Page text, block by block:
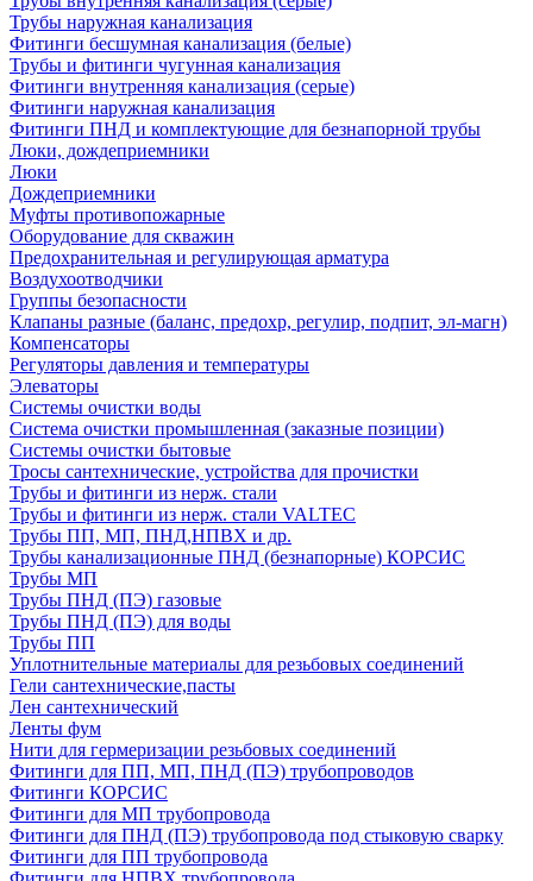
Трубы наружная канализация
Фитинги бесшумная канализация (белые)
Трубы и фитинги чугунная канализация
Фитинги внутренняя канализация (серые)
Фитинги наружная канализация
Фитинги ПНД и комплектующие для безнапорной трубы
Люки, дождеприемники
Люки
Дождеприемники
Муфты противопожарные
Оборудование для скважин
Предохранительная и регулирующая арматура
Воздухоотводчики
Группы безопасности
Клапаны разные (баланс, предохр, регулир, подпит, эл-магн)
Компенсаторы
Регуляторы давления и температуры
Элеваторы
Системы очистки воды
Система очистки промышленная (заказные позиции)
Системы очистки бытовые
Тросы сантехнические, устройства для прочистки
Трубы и фитинги из нерж. стали
Трубы и фитинги из нерж. стали VALTEC
Трубы ПП, МП, ПНД,НПВХ и др.
Трубы канализационные ПНД (безнапорные) КОРСИС
Трубы МП
Трубы ПНД (ПЭ) газовые
Трубы ПНД (ПЭ) для воды
Трубы ПП
Уплотнительные материалы для резьбовых соединений
Гели сантехнические,пасты
Лен сантехнический
Ленты фум
Нити для гермеризации резьбовых соединений
Фитинги для ПП, МП, ПНД (ПЭ) трубопроводов
Фитинги КОРСИС
Фитинги для МП трубопровода
Фитинги для ПНД (ПЭ) трубопровода под стыковую сварку
Фитинги для ПП трубопровода